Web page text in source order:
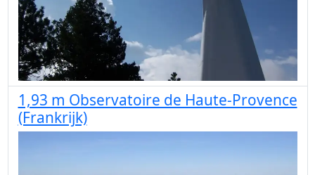
1,93 m Observatoire de Haute-Provence
(Frankrijk)